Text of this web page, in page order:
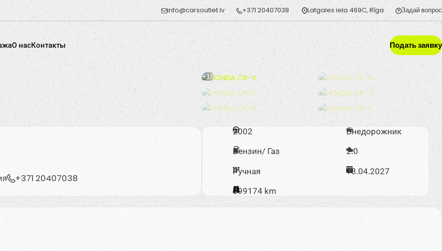
info@carsoutlet.lv +371 20407038 Latgales iela 469C, Rīga Задай вопрос
O насКонтакты Подать заявку
+18
+371 20407038
2002 Внедорожник
Бензин/ Газ 2.0
Ручная 13.04.2027
399174 km